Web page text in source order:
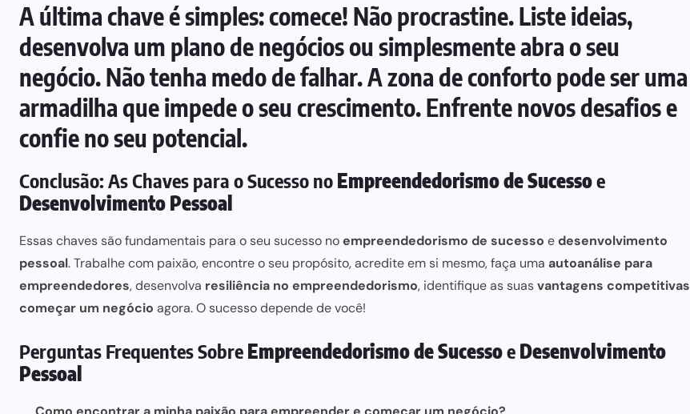
A última chave é simples: comece! Não procrastine. Liste ideias,
desenvolva um plano de negócios ou simplesmente abra o seu
negócio. Não tenha medo de falhar. Azona de confortopode ser uma
armadilha que impede o seu crescimento. Enfrente novos desafios e
confie no seu potencial.
Conclusão: As Chaves para o Sucesso no Empreendedorismo de Sucessoe
Desenvolvimento Pessoal
Essas chaves são fundamentais para o seu sucesso noempreendedorismo de sucesso edesenvolvimento
pessoal. Trabalhe com paixão, encontre o seu propósito, acredite em si mesmo, faça uma autoanálise para
empreendedores, desenvolva resiliência no empreendedorismo, identifique as suasvantagens competitivas
começar um negócio agora. O sucesso depende de você!
Perguntas Frequentes Sobre Empreendedorismo de Sucessoe Desenvolvimento
Pessoal